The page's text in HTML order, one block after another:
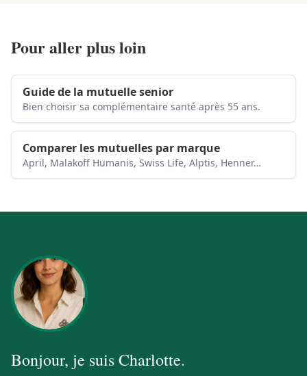
Pour aller plus loin
Guide de la mutuelle senior
Bien choisir sa complémentaire santé après 55 ans.
Comparer les mutuelles par marque
April, Malakoff Humanis, Swiss Life, Alptis, Henner…
Bonjour, je suisCharlotte.